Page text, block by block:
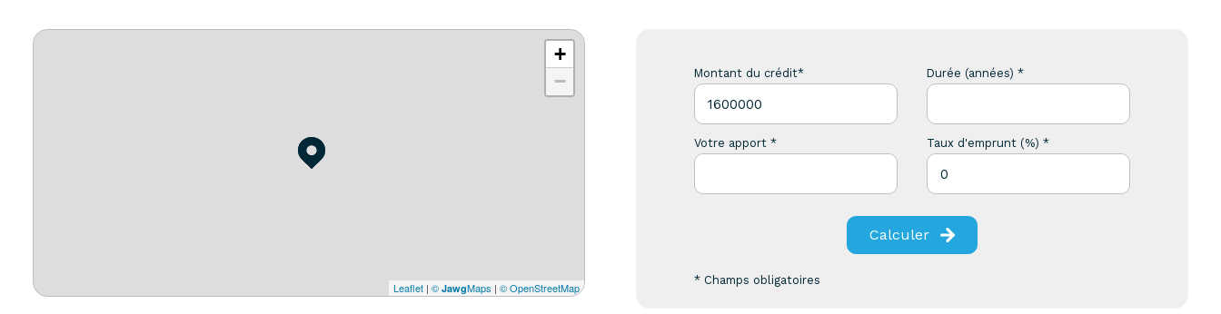
+
−
Leaflet | © JawgMaps | © OpenStreetMap
Montant du crédit* Durée (années) *
Votre apport * Taux d'emprunt (%) *
Calculer
* Champs obligatoires